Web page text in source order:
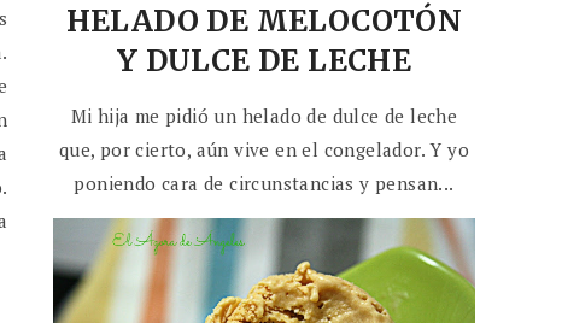
HELADO DE MELOCOTÓN
Y DULCE DE LECHE
Mi hija me pidió un helado de dulce de leche
que, por cierto, aún vive en el congelador. Y yo
poniendo cara de circunstancias y pensan...